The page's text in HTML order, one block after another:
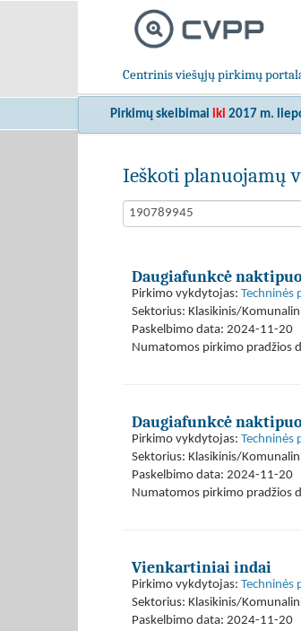
Centrinis viešųjų pirkimų
Pirkimų skelbimai iki 2017 m.
Ieškoti planuojamų
Daugiafunkcė
Pirkimo vykdytojas: Techninės
Sektorius: Klasikinis/
Paskelbimo data: 2024-11-20
Numatomos pirkimo pradžios
Daugiafunkcė
Pirkimo vykdytojas: Techninės
Sektorius: Klasikinis/
Paskelbimo data: 2024-11-20
Numatomos pirkimo pradžios
Vienkartiniai indai
Pirkimo vykdytojas: Techninės
Sektorius: Klasikinis/
Paskelbimo data: 2024-11-20